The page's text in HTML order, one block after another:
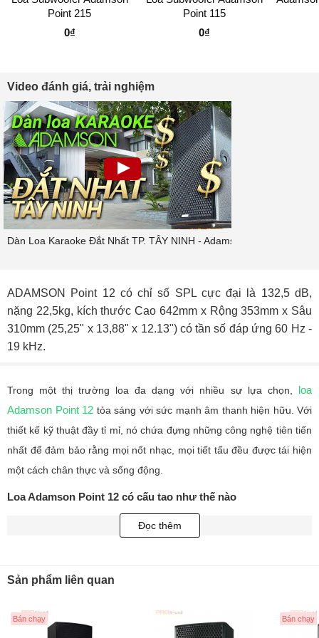
Point 215
0₫
Point 115
0₫
Video đánh giá, trải nghiệm
Dàn Loa Karaoke Đắt Nhất TP. TÂY NINH - Adamson Point 12
ADAMSON Point 12 có chỉ số SPL cực đại là 132,5 dB,
nặng 22,5kg, kích thước Cao 642mm x Rộng 353mm x Sâu
310mm (25,25" x 13,88" x 12.13") có tần số đáp ứng 60 Hz -
19 kHz.
Trong một thị trường loa đa dạng với nhiều sự lựa chọn,
loa
Adamson Point 12 tỏa sáng với sức mạnh âm thanh hiện hữu. Với
thiết kế kỹ thuật đầy tỉ mỉ, nó chứa đựng những công nghệ tiên tiến
nhất để đảm bảo rằng mọi nốt nhạc, mọi tiết tấu đều được tái hiện
một cách chân thực và sống động.
Loa Adamson Point 12 có cấu tạo như thế nào
Loa Adamson Point 12 đã khẳng định vị thế của mình trong thế giới
cao. Với mục tiêu mang đến trải nghiệm âm thanh tối ưu nhất, loa
nhạc được tái hiện một cách chân thực và sống động.
Đọc thêm
Sản phẩm liên quan
Bán chạy Bán chạy